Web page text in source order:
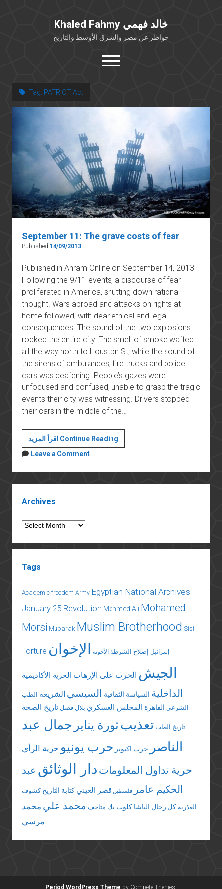
Khaled Fahmy خالد فهمي
خواطر عن مصر والشرق الأوسط والتاريخ
open
menu
خلفية شخصية
مقالات صحافية
بوستات من فيسبوك
مقابلات في الإعلام
Languages
Tag: PATRIOT Act
September 11: The grave costs of fear
Published 14/09/2013
Published in Ahram Online on September 14, 2013
Following the 9/11 events, a discourse of fear
proliferated in America, shutting down rational
thought. Wars abroad and attacks on rights at
home followed, with dear ethical and legal
consequences. The sound of the two explosions
rocked the entire city. The smell of smoke wafted
all the way north to Houston St, while the sound of
the sirens of ambulances, fire trucks and police
cars was deafening. People’s gazes were
unfocused and confused, unable to grasp the tragic
events their city was witnessing. Drivers stopped
their cars in the middle of the…
اقرأ المزيد Continue ReadingSeptember
11:
grave
costs
Leave a Comment
Archives
Archives
Tags
Academic freedom Army Egyptian National Archives
January 25 Revolution Mehmed Ali Mohamed
Morsi Mubarak Muslim Brotherhood Sisi
Torture إسرائيل إصلاح الشرطة الأخونة الإخوان
الجيش الحرب على الإرهاب الحرية الأكاديمية
الداخلية السياسة الثقافية السيسي الشريعة الطب
الشرعي القاهرة المجلس العسكري بلال فضل تاريخ الصحة
تاريخ الطب تعذيبثورة يناير جمال عبد
الناصر
حرب اكتوبر حرب يونيو حرية الرأي
حرية تداول المعلومات دار الوثائق عبد
الحكيم عامر
فلسطين قصر العيني كتابة التاريخ كشوف
العذرية كل رجال الباشا كلوت بك متاحف محمد علي محمد
مرسي
Period WordPress Theme by Compete Themes.